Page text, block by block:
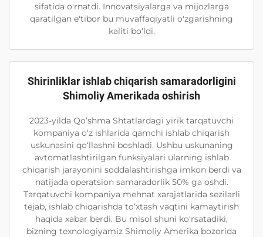
sifatida o'rnatdi. Innovatsiyalarga va mijozlarga
qaratilgan e'tibor bu muvaffaqiyatli o'zgarishning
kaliti bo'ldi.
Shirinliklar ishlab chiqarish samaradorligini
Shimoliy Amerikada oshirish
2023-yilda Qo‘shma Shtatlardagi yirik tarqatuvchi
kompaniya o‘z ishlarida qamchi ishlab chiqarish
uskunasini qo‘llashni boshladi. Ushbu uskunaning
avtomatlashtirilgan funksiyalari ularning ishlab
chiqarish jarayonini soddalashtirishga imkon berdi va
natijada operatsion samaradorlik 50% ga oshdi.
Tarqatuvchi kompaniya mehnat xarajatlarida sezilarli
tejab, ishlab chiqarishda to‘xtash vaqtini kamaytirish
haqida xabar berdi. Bu misol shuni ko‘rsatadiki,
bizning texnologiyamiz Shimoliy Amerika bozorida